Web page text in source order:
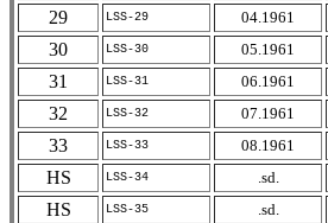
29
LSS-29 04.1961
30
LSS-30 05.1961
31
LSS-31 06.1961
32
LSS-32 07.1961
33
LSS-33 08.1961
HS
LSS-34 .sd.
HS
LSS-35 .sd.